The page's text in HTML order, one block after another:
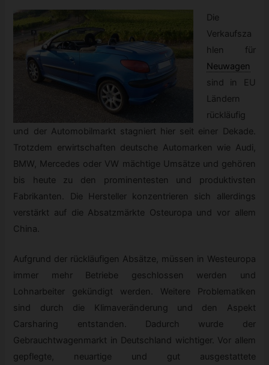
Die
Verkaufsza
hlen für
Neuwagen
sind in EU
Ländern
rückläufig
und der Automobilmarkt stagniert hier seit einer Dekade.
Trotzdem erwirtschaften deutsche Automarken wie Audi,
BMW, Mercedes oder VW mächtige Umsätze und gehören
bis heute zu den prominentesten und produktivsten
Fabrikanten. Die Hersteller konzentrieren sich allerdings
verstärkt auf die Absatzmärkte Osteuropa und vor allem
China.
Aufgrund der rückläufigen Absätze, müssen in Westeuropa
immer mehr Betriebe geschlossen werden und
Lohnarbeiter gekündigt werden. Weitere Problematiken
sind durch die Klimaveränderung und den Aspekt
Carsharing entstanden. Dadurch wurde der
Gebrauchtwagenmarkt in Deutschland wichtiger. Vor allem
gepflegte, neuartige und gut ausgestattete